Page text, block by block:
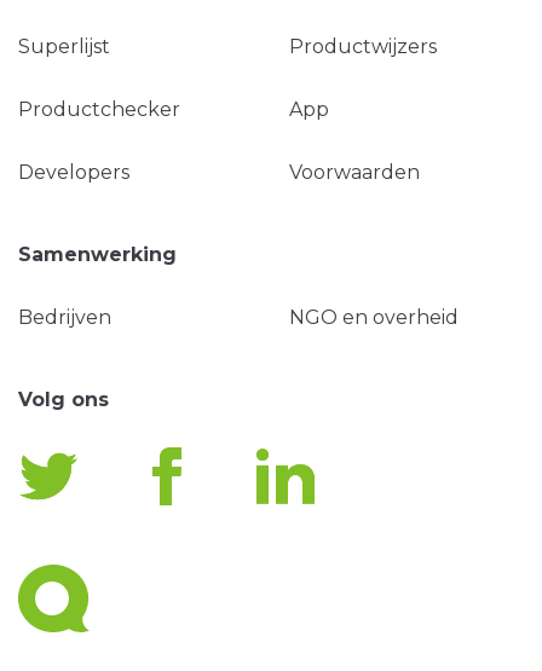
Superlijst Productwijzers
Productchecker App
Developers Voorwaarden
Samenwerking
Bedrijven NGO en overheid
Volg ons